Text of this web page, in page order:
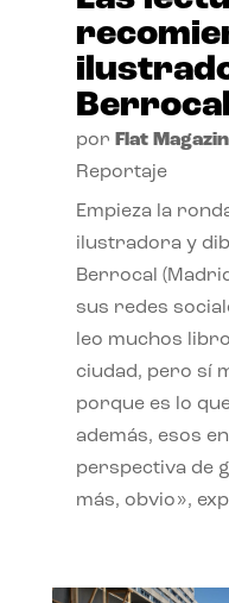
Berrocal
por Flat
Reportaje
Empieza la
ilustradora y
Berrocal
sus redes
leo muchos
ciudad, pero sí
porque es lo
además, esos
perspectiva de
más, obvio»,